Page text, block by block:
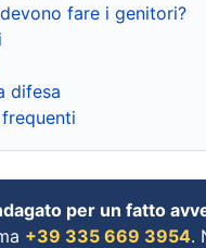
fare i genitori?
difesa
per un fatto
+39 335 669 3954.